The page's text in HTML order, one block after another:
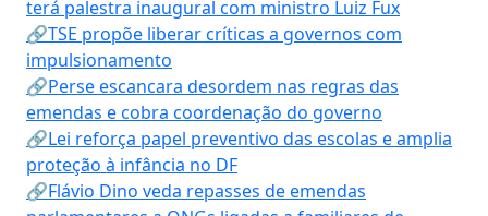
terá palestra inaugural com ministro Luiz Fux
🔗TSE propõe liberar críticas a governos com
impulsionamento
🔗Perse escancara desordem nas regras das
emendas e cobra coordenação do governo
🔗Lei reforça papel preventivo das escolas e amplia
proteção à infância no DF
🔗Flávio Dino veda repasses de emendas